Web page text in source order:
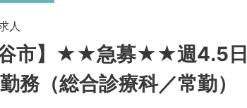
人
谷市】★★急募★★週4.5
務（総合診療科／常勤）